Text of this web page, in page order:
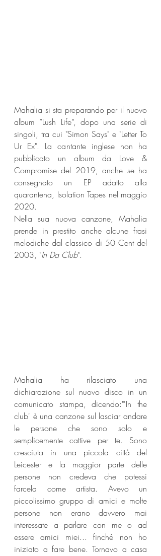
Mahalia si sta preparando per il nuovo
album “Lush Life”, dopo una serie di
singoli, tra cui "Simon Says" e "Letter To
Ur Ex". La cantante inglese non ha
pubblicato un album da Love &
Compromise del 2019, anche se ha
consegnato un EP adatto alla
quarantena, Isolation Tapes nel maggio
2020.
Nella sua nuova canzone, Mahalia
prende in prestito anche alcune frasi
melodiche dal classico di 50 Cent del
2003, "In Da Club".
Mahalia ha rilasciato una
dichiarazione sul nuovo disco in un
comunicato stampa, dicendo:"'In the
club' è una canzone sul lasciar andare
le persone che sono solo e
semplicemente cattive per te. Sono
cresciuta in una piccola città del
Leicester e la maggior parte delle
persone non credeva che potessi
farcela come artista. Avevo un
piccolissimo gruppo di amici e molte
persone non erano davvero mai
interessate a parlare con me o ad
essere amici miei... finché non ho
iniziato a fare bene. Tornavo a casa